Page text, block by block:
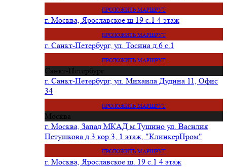
ПРОЛОЖИТЬ МАРШРУТ
г. Москва, Ярославское ш 19 с.1 4 этаж
ПРОЛОЖИТЬ МАРШРУТ
г. Санкт-Петербург, ул. Тосина д.6 с.1
ПРОЛОЖИТЬ МАРШРУТ
Санкт-Петербург
г. Санкт-Петербург, ул. Михаила Дудина 11, Офис
34
ПРОЛОЖИТЬ МАРШРУТ
Москва
г. Москва, Запад МКАД м.Тушино ул. Василия
Петушкова д.3 кор.3, 1 этаж, "КлинкерПром"
ПРОЛОЖИТЬ МАРШРУТ
г. Москва, Ярославское ш. 19 с.1 4 этаж